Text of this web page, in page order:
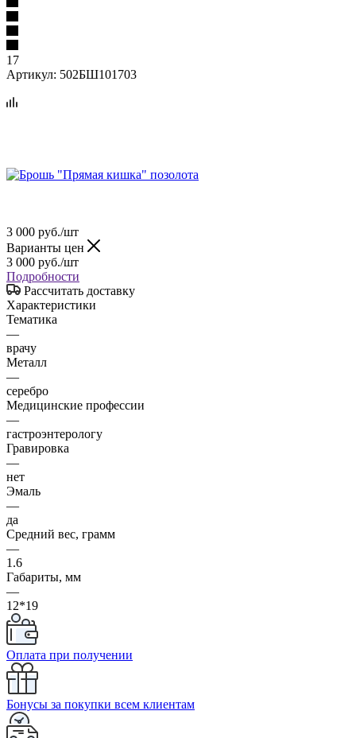
17
Артикул: 502БШ101703
3 000 руб./шт
Варианты цен
3 000 руб./шт
Подробности
Рассчитать доставку
Характеристики
Тематика
—
врачу
Металл
—
серебро
Медицинские профессии
—
гастроэнтерологу
Гравировка
—
нет
Эмаль
—
да
Средний вес, грамм
—
1.6
Габариты, мм
—
12*19
Оплата при получении
Бонусы за покупки всем клиентам